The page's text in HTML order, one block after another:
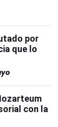
por
que lo
con la